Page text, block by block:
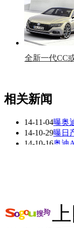
车型
全新一代CC
看赛车宝贝
艳
相关新闻
14-11-04曝奥
14-10-29曝日
14-10-16奥迪
相关推荐